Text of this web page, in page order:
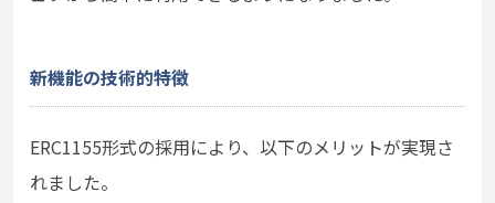
新機能の技術的特徴
ERC1155形式の採用により、以下のメリットが実現さ
れました。